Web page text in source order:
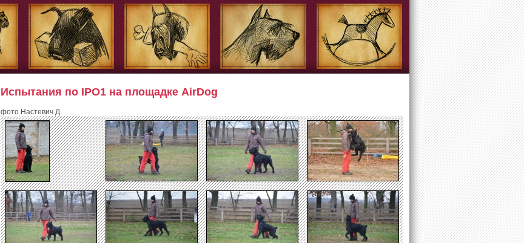
Испытания по IPO1 на площадке AirDog
фото Настевич Д.